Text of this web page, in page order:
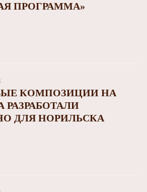
ПРОГРАММА»
КОМПОЗИЦИИ НА
РАЗРАБОТАЛИ
ДЛЯ НОРИЛЬСКА